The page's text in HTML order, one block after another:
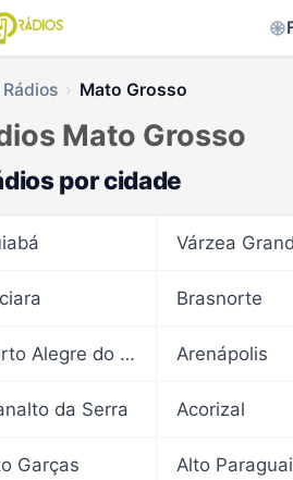
Mato Grosso
Mato Grosso
por cidade
Várzea
Brasnorte
Porto Alegre do Norte Arenápolis
da Serra Acorizal
Garças Alto Paraguai